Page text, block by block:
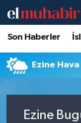
Son Haberler
Ezine
Ezine
Hava Durumu
Trafik
Tüm